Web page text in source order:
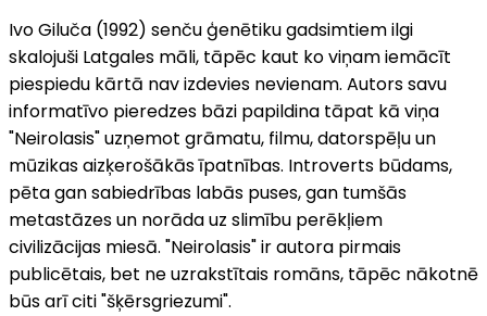
Ivo Giluča (1992) senču ģenētiku gadsimtiem ilgi
skalojuši Latgales māli, tāpēc kaut ko viņam iemācīt
piespiedu kārtā nav izdevies nevienam. Autors savu
informatīvo pieredzes bāzi papildina tāpat kā viņa
"Neirolasis" uzņemot grāmatu, filmu, datorspēļu un
mūzikas aizķerošākās īpatnības. Introverts būdams,
pēta gan sabiedrības labās puses, gan tumšās
metastāzes un norāda uz slimību perēkļiem
civilizācijas miesā. "Neirolasis" ir autora pirmais
publicētais, bet ne uzrakstītais romāns, tāpēc nākotnē
būs arī citi "šķērsgriezumi".